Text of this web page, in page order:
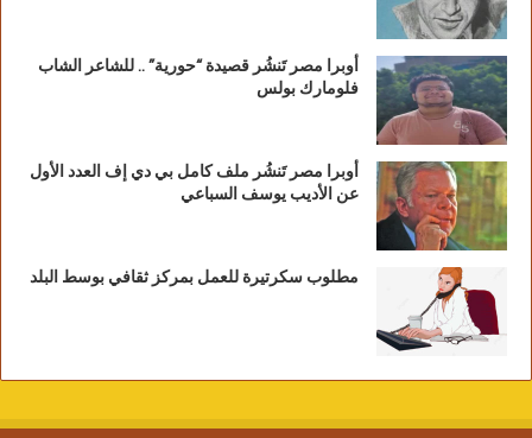
أوبرا مصر تَنشُر قصيدة “حورية” .. للشاعر الشاب
فلومارك بولس
أوبرا مصر تَنشُر ملف كامل بي دي إف العدد الأول
عن الأديب يوسف السباعي
مطلوب سكرتيرة للعمل بمركز ثقافي بوسط البلد